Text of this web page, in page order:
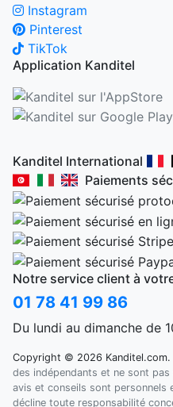
Instagram
Pinterest
TikTok
Application Kanditel
Kanditel International
Paiements
Notre service client à
01 78 41 99 86
Du lundi au dimanche de
Copyright © 2026 Kanditel.com.
des indépendants et ne sont
avis et conseils sont personnels
décline toute responsabilité